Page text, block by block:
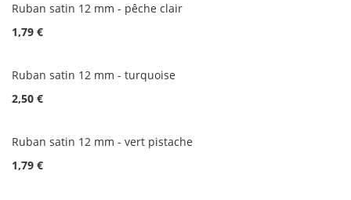
Ruban satin 12 mm - pêche clair
1,79 €
Ruban satin 12 mm - turquoise
2,50 €
Ruban satin 12 mm - vert pistache
1,79 €